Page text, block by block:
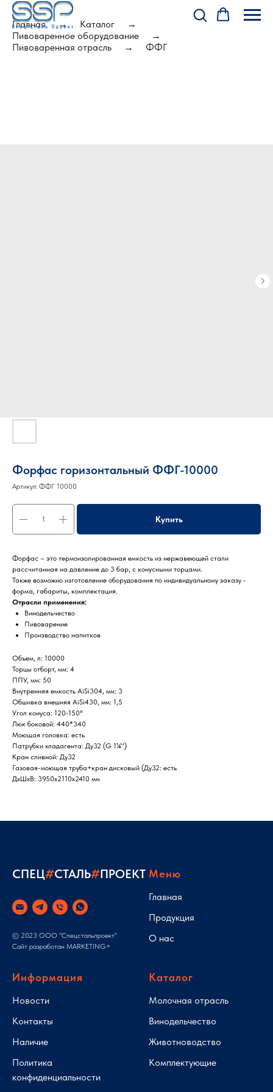
Главная
Каталог
Пивоваренное оборудование
Пивоваренная отрасль
ФФГ
Форфас горизонтальный ФФГ-10000
Артикул: ФФГ 10000
Купить
Форфас – это термоизолированная емкость из нержавеющей стали
рассчитанная на давление до 3 бар, с конусными торцами.
Также возможно изготовление оборудования по индивидуальному заказу -
форма, габариты, комплектация.
Отрасли применения:
Винодельчество
Пивоварение
Производство напитков
Объем, л: 10000
Торцы отборт, мм: 4
ППУ, мм: 50
Внутренняя емкость AiSi304, мм: 3
Обшивка внешняя AiSi430, мм: 1,5
Угол конуса: 120-150°
Люк боковой: 440*340
Моющая головка: есть
Патрубки хладагента: Ду32 (G 1¼")
Кран сливной: Ду32
Газовая-моющая труба+кран дисковый (Ду32: есть
ДxШxВ: 3950x2110x2410 мм
СПЕЦ#СТАЛЬ#ПРОЕКТ
© 2023 ООО "Спецстальпроект"
Сайт разработан MARKETING+
Меню
Главная
Продукция
О нас
Информация
Новости
Контакты
Наличие
Политика
конфиденциальности
Каталог
Молочная отрасль
Винодельчество
Животноводство
Комплектующие